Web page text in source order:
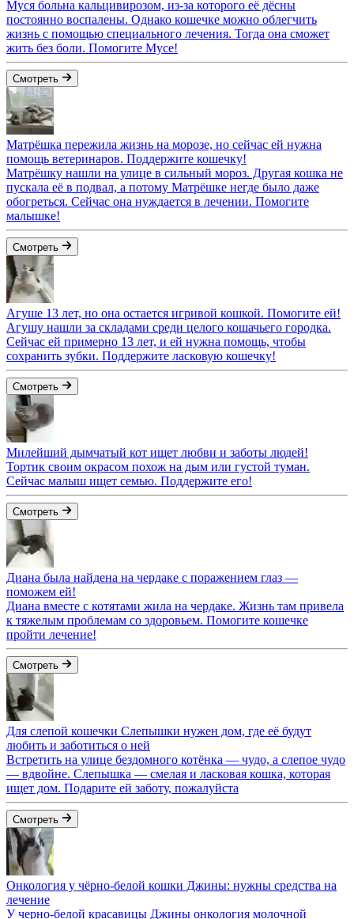
Муся больна кальцивирозом, из-за которого её дёсны
постоянно воспалены. Однако кошечке можно облегчить
жизнь с помощью специального лечения. Тогда она сможет
жить без боли. Помогите Мусе!
Смотреть
Матрёшка пережила жизнь на морозе, но сейчас ей нужна
помощь ветеринаров. Поддержите кошечку!
Матрёшку нашли на улице в сильный мороз. Другая кошка не
пускала её в подвал, а потому Матрёшке негде было даже
обогреться. Сейчас она нуждается в лечении. Помогите
малышке!
Смотреть
Агуше 13 лет, но она остается игривой кошкой. Помогите ей!
Агушу нашли за складами среди целого кошачьего городка.
Сейчас ей примерно 13 лет, и ей нужна помощь, чтобы
сохранить зубки. Поддержите ласковую кошечку!
Смотреть
Милейший дымчатый кот ищет любви и заботы людей!
Тортик своим окрасом похож на дым или густой туман.
Сейчас малыш ищет семью. Поддержите его!
Смотреть
Диана была найдена на чердаке с поражением глаз —
поможем ей!
Диана вместе с котятами жила на чердаке. Жизнь там привела
к тяжелым проблемам со здоровьем. Помогите кошечке
пройти лечение!
Смотреть
Для слепой кошечки Слепышки нужен дом, где её будут
любить и заботиться о ней
Встретить на улице бездомного котёнка — чудо, а слепое чудо
— вдвойне. Слепышка — смелая и ласковая кошка, которая
ищет дом. Подарите ей заботу, пожалуйста
Смотреть
Онкология у чёрно-белой кошки Джины: нужны средства на
лечение
У черно-белой красавицы Джины онкология молочной